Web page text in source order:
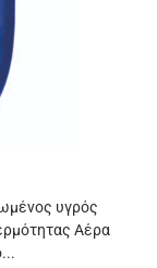
υγρός
Αέρα